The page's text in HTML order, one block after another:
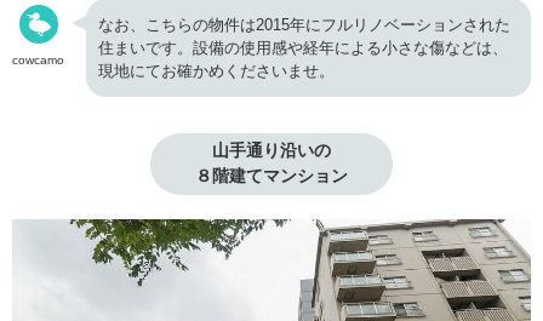
cowcamo
なお、こちらの物件は2015年にフルリノベーションされた
住まいです。設備の使用感や経年による小さな傷などは、
現地にてお確かめくださいませ。
山手通り沿いの
８階建てマンション